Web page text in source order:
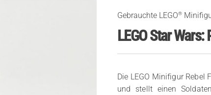
Gebrauchte LEGO®
LEGO Star
Die LEGO Minifigur Rebel
und stellt einen